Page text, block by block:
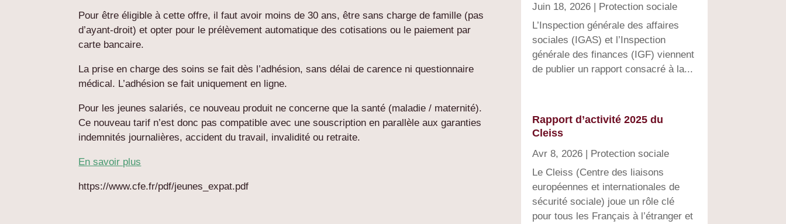
Pour être éligible à cette offre, il faut avoir moins de 30 ans, être sans charge de famille (pas
d’ayant-droit) et opter pour le prélèvement automatique des cotisations ou le paiement par
carte bancaire.
La prise en charge des soins se fait dès l’adhésion, sans délai de carence ni questionnaire
médical. L’adhésion se fait uniquement en ligne.
Pour les jeunes salariés, ce nouveau produit ne concerne que la santé (maladie / maternité).
Ce nouveau tarif n’est donc pas compatible avec une souscription en parallèle aux garanties
indemnités journalières, accident du travail, invalidité ou retraite.
En savoir plus
https://www.cfe.fr/pdf/jeunes_expat.pdf
Juin 18, 2026| Protection sociale
L’Inspection générale des affaires
sociales (IGAS) et l’Inspection
générale des finances (IGF) viennent
de publier un rapport consacré à la...
Rapport d’activité 2025 du
Cleiss
Avr 8, 2026| Protection sociale
Le Cleiss (Centre des liaisons
européennes et internationales de
sécurité sociale) joue un rôle clé
pour tous les Français à l’étranger et